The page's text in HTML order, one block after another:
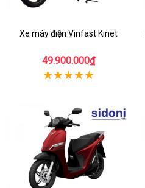
Xe máy điện Vinfast Kinet
49.900.000₫